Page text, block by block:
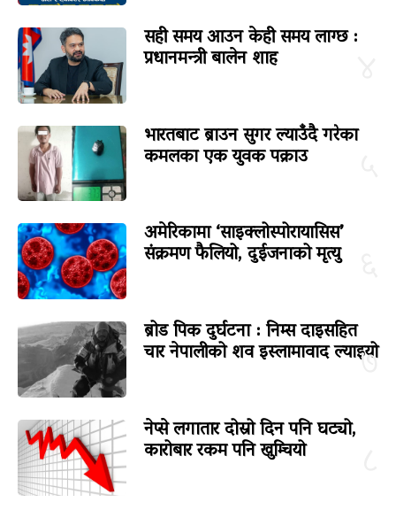
सही समय आउन केही समय लाग्छ :
प्रधानमन्त्री बालेन शाह
भारतबाट ब्राउन सुगर ल्याउँदै गरेका
कमलका एक युवक पक्राउ
अमेरिकामा ‘साइक्लोस्पोरायासिस’
संक्रमण फैलियो, दुईजनाको मृत्यु
७
ब्रोड पिक दुर्घटना : निम्स दाइसहित
चार नेपालीको शव इस्लामावाद ल्याइयो
नेप्से लगातार दोस्रो दिन पनि घट्यो,
कारोबार रकम पनि खुम्चियो